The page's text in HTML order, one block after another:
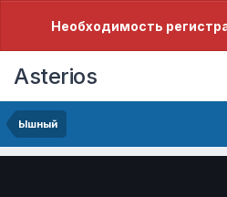
Необходимость
Asterios
Ышный